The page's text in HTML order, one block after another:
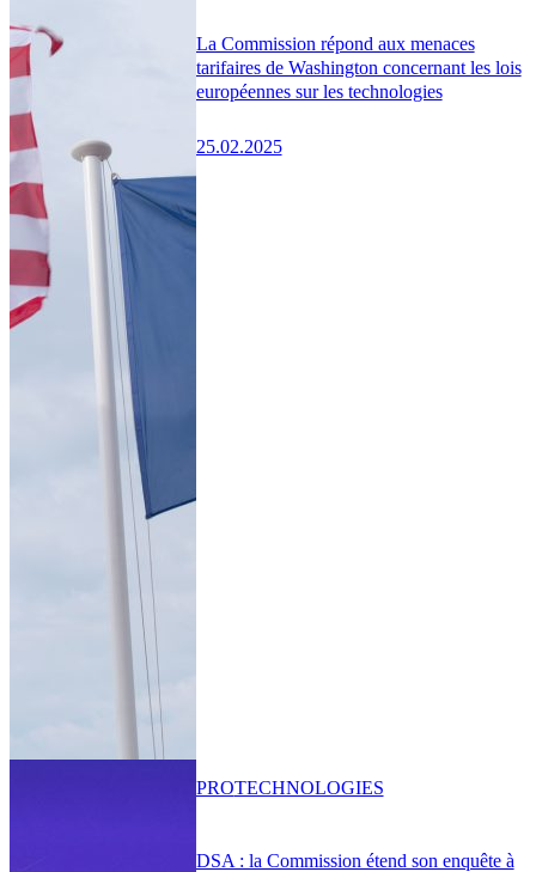
La Commission répond aux menaces
tarifaires de Washington concernant les lois
européennes sur les technologies
25.02.2025
DSA : la Commission étend son enquête à
PROTECHNOLOGIES